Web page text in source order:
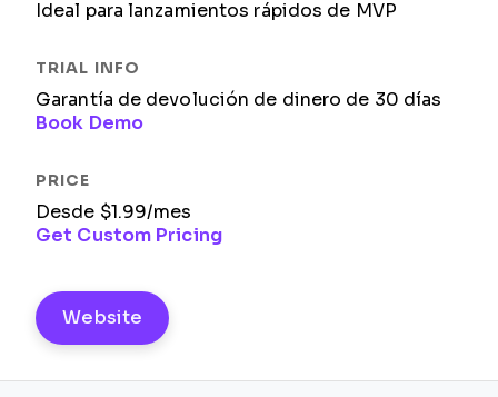
Ideal para lanzamientos rápidos de MVP
Garantía de devolución de dinero de 30 días
Book Demo
Desde $1.99/mes
Get Custom Pricing
Website